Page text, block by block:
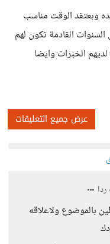
وبعتقد الوقت مناسب
القادمة تكون لهم
الخبرات وايضا
عرض جميع التعليقات
بالموضوع ولاعلاقه